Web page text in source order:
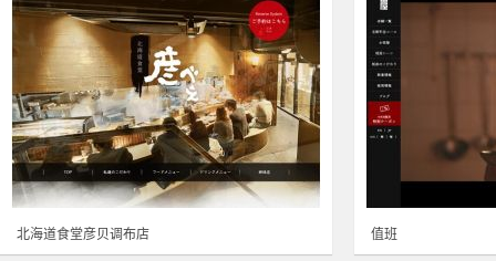
北海道食堂彦贝调布店 值班